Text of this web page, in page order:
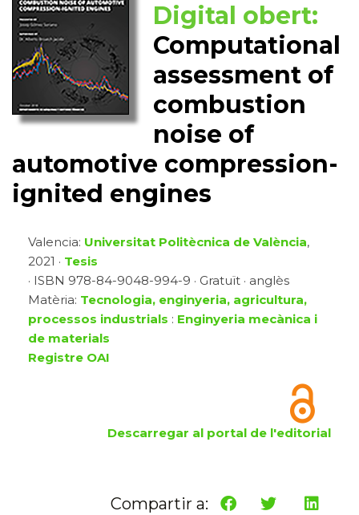
Digital obert:
Computational
assessment of
combustion
noise of
automotive compression-
ignited engines
Valencia: Universitat Politècnica de València,
2021 · Tesis
· ISBN 978-84-9048-994-9 · Gratuït · anglès
Matèria: Tecnologia, enginyeria, agricultura,
processos industrials : Enginyeria mecànica i
de materials
Registre OAI
Descarregar al portal de l'editorial
Compartir a: